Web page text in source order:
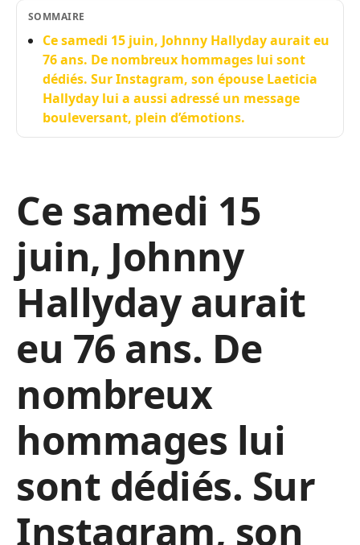
SOMMAIRE
Ce samedi 15 juin, Johnny Hallyday aurait eu
76 ans. De nombreux hommages lui sont
dédiés. Sur Instagram, son épouse Laeticia
Hallyday lui a aussi adressé un message
bouleversant, plein d’émotions.
Ce samedi 15
juin, Johnny
Hallyday aurait
eu 76 ans. De
nombreux
hommages lui
sont dédiés. Sur
Instagram, son